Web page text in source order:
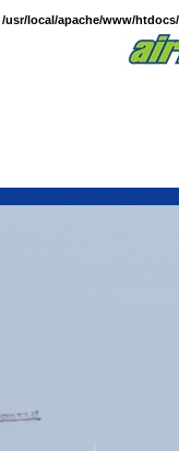
/usr/local/apache/www/